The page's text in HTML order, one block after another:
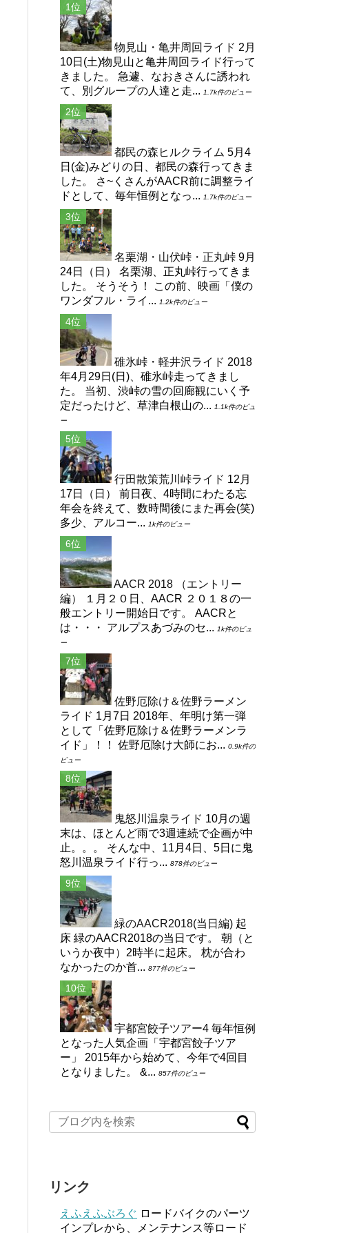
物見山・亀井周回ライド 2月
10日(土)物見山と亀井周回ライド行って
きました。 急遽、なおきさんに誘われ
て、別グループの人達と走... 1.7k件のビュー
都民の森ヒルクライム 5月4
日(金)みどりの日、都民の森行ってきま
した。 さ~くさんがAACR前に調整ライ
ドとして、毎年恒例となっ... 1.7k件のビュー
名栗湖・山伏峠・正丸峠 9月
24日（日） 名栗湖、正丸峠行ってきま
した。 そうそう！ この前、映画「僕の
ワンダフル・ライ... 1.2k件のビュー
碓氷峠・軽井沢ライド 2018
年4月29日(日)、碓氷峠走ってきまし
た。 当初、渋峠の雪の回廊観にいく予
定だったけど、草津白根山の... 1.1k件のビュ
ー
行田散策荒川峠ライド 12月
17日（日） 前日夜、4時間にわたる忘
年会を終えて、数時間後にまた再会(笑)
多少、アルコー... 1k件のビュー
AACR 2018 （エントリー
編）
１月２０日、AACR ２０１８の一
般エントリー開始日です。 AACRと
は・・・ アルプスあづみのセ... 1k件のビュ
ー
佐野厄除け＆佐野ラーメン
ライド 1月7日 2018年、年明け第一弾
として「佐野厄除け＆佐野ラーメンラ
イド」！！ 佐野厄除け大師にお... 0.9k件の
ビュー
鬼怒川温泉ライド 10月の週
末は、ほとんど雨で3週連続で企画が中
止。。。 そんな中、11月4日、5日に鬼
怒川温泉ライド行っ... 878件のビュー
緑のAACR2018(当日編) 起
床 緑のAACR2018の当日です。 朝（と
いうか夜中）2時半に起床。 枕が合わ
なかったのか首... 877件のビュー
宇都宮餃子ツアー4 毎年恒例
となった人気企画「宇都宮餃子ツア
ー」 2015年から始めて、今年で4回目
となりました。 &... 857件のビュー
リンク
えふえふぶろぐ ロードバイクのパーツ
インプレから、メンテナンス等ロード